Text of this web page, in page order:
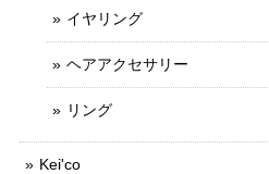
イヤリング
ヘアアクセサリー
リング
Kei'co